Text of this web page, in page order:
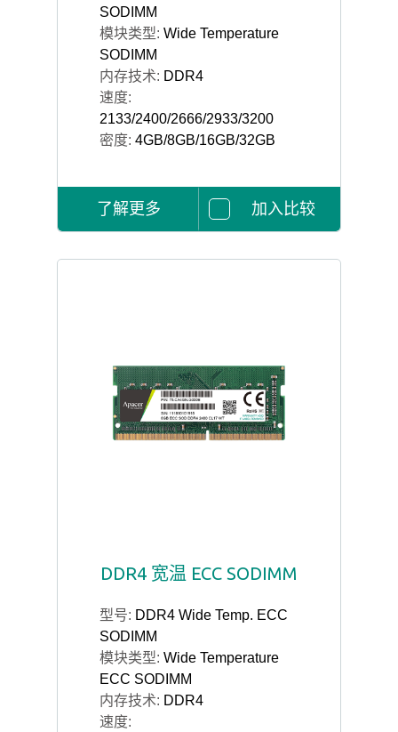
SODIMM
模块类型: Wide Temperature
SODIMM
内存技术: DDR4
速度:
2133/2400/2666/2933/3200
密度: 4GB/8GB/16GB/32GB
了解更多 加入比较
DDR4 宽温 ECC SODIMM
型号: DDR4 Wide Temp. ECC
SODIMM
模块类型: Wide Temperature
ECC SODIMM
内存技术: DDR4
速度: